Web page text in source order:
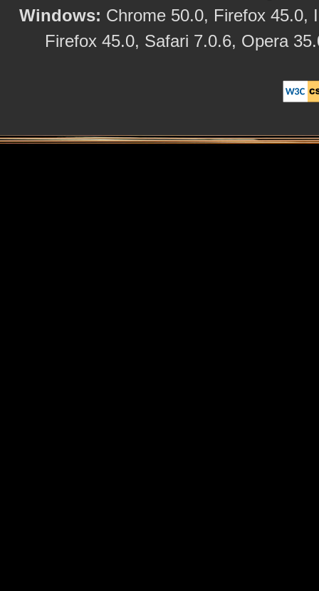
Windows: Chrome 50.0, Firefox 45.0,
Firefox 45.0, Safari 7.0.6, Opera